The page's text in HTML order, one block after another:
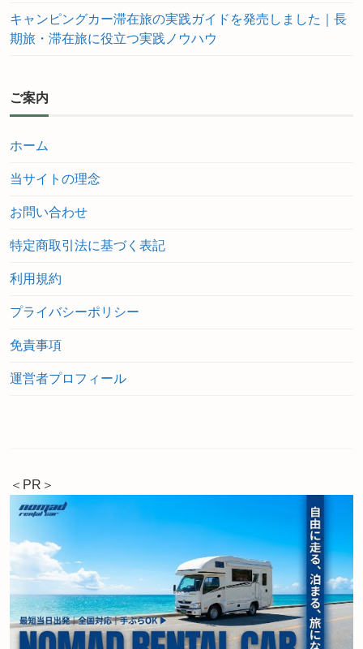
キャンピングカー滞在旅の実践ガイドを発売しました｜長
期旅・滞在旅に役立つ実践ノウハウ
ご案内
ホーム
当サイトの理念
お問い合わせ
特定商取引法に基づく表記
利用規約
プライバシーポリシー
免責事項
運営者プロフィール
＜PR＞